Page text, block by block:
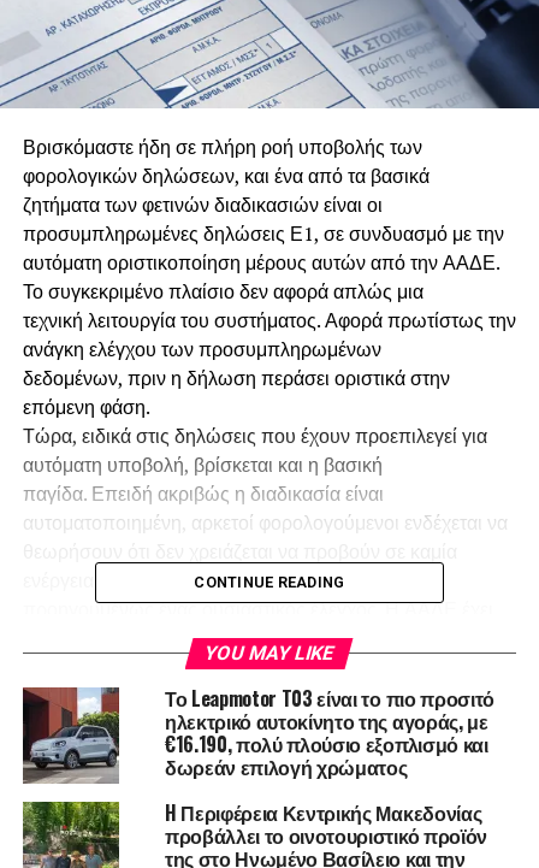
Βρισκόμαστε ήδη σε πλήρη ροή υποβολής των
φορολογικών δηλώσεων, και ένα από τα βασικά
ζητήματα των φετινών διαδικασιών είναι οι
προσυμπληρωμένες δηλώσεις Ε1, σε συνδυασμό με την
αυτόματη οριστικοποίηση μέρους αυτών από την ΑΑΔΕ.
Το συγκεκριμένο πλαίσιο δεν αφορά απλώς μια
τεχνική λειτουργία του συστήματος. Αφορά πρωτίστως την
ανάγκη ελέγχου των προσυμπληρωμένων
δεδομένων, πριν η δήλωση περάσει οριστικά στην
επόμενη φάση.
Τώρα, ειδικά στις δηλώσεις που έχουν προεπιλεγεί για
αυτόματη υποβολή, βρίσκεται και η βασική
παγίδα. Επειδή ακριβώς η διαδικασία είναι
αυτοματοποιημένη, αρκετοί φορολογούμενοι ενδέχεται να
ενέργεια. Στην πραγματικότητα, χρειάζεται
προηγουμένως ένας ουσιαστικός έλεγχος. Η ΑΑΔΕ έχει
ανακοινώσει ότι οι προσυμπληρωμένες και
προεκκαθαρισμένες δηλώσεις για το φορολογικό έτος
2025, εφόσον δεν τροποποιηθούν από
τους φορολογουμένους, θα οριστικοποιηθούν αυτόματα
στις 16/4.
Το θέμα αφορά κυρίως μισθωτούς και συνταξιούχους,
δηλαδή φορολογουμένους για τους οποίους η
διοίκηση έχει ήδη στη διάθεσή της μεγάλο μέρος των
CONTINUE READING
YOU MAY LIKE
Το Leapmotor T03 είναι το πιο προσιτό
ηλεκτρικό αυτοκίνητο της αγοράς, με
€16.190, πολύ πλούσιο εξοπλισμό και
δωρεάν επιλογή χρώματος
H Περιφέρεια Κεντρικής Μακεδονίας
προβάλλει το οινοτουριστικό προϊόν
της στο Ηνωμένο Βασίλειο και την